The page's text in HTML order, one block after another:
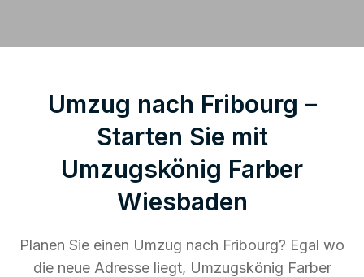
Umzug nach Fribourg –
Starten Sie mit
Umzugskönig Farber
Wiesbaden
Planen Sie einen Umzug nach Fribourg? Egal wo
die neue Adresse liegt, Umzugskönig Farber